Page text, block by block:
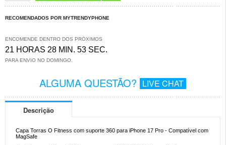
RECOMENDADOS POR MYTRENDYPHONE
ENCOMENDE DENTRO DOS PRÓXIMOS
21 HORAS 28 MIN. 53 SEC.
PARA ENVIO NO DOMINGO.
ALGUMA QUESTÃO? LIVE CHAT
Descrição
Capa Torras O Fitness com suporte 360 para iPhone 17 Pro - Compatível com
MagSafe